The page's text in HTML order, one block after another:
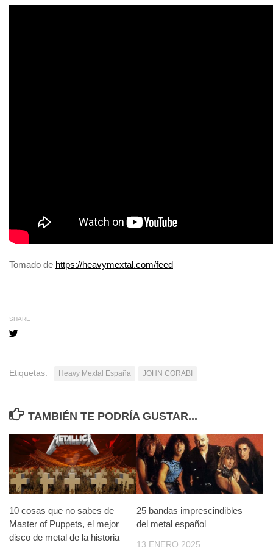
Tomado de https://heavymextal.com/feed
SHARE
Etiquetas: Heavy Mextal España JOHN CORABI
TAMBIÉN TE PODRÍA GUSTAR...
10 cosas que no sabes de
Master of Puppets, el mejor
disco de metal de la historia
25 bandas imprescindibles
del metal español
13 ENERO 2025